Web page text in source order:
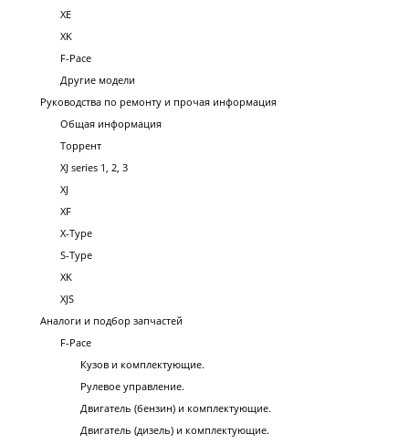
XE
XK
F-Pace
Другие модели
Руководства по ремонту и прочая информация
Общая информация
Торрент
XJ series 1, 2, 3
XJ
XF
X-Type
S-Type
XK
XJS
Аналоги и подбор запчастей
F-Pace
Кузов и комплектующие.
Рулевое управление.
Двигатель (бензин) и комплектующие.
Двигатель (дизель) и комплектующие.